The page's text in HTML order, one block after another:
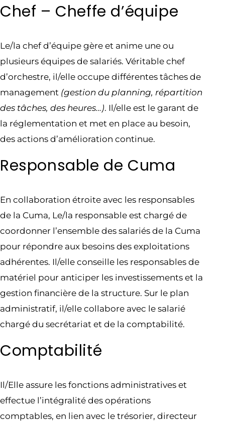
Chef – Cheffe d’équipe
Le/la chef d’équipe gère et anime une ou
plusieurs équipes de salariés. Véritable chef
d’orchestre, il/elle occupe différentes tâches de
management (gestion du planning, répartition
des tâches, des heures…). Il/elle est le garant de
la réglementation et met en place au besoin,
des actions d’amélioration continue.
Responsable de Cuma
En collaboration étroite avec les responsables
de la Cuma, Le/la responsable est chargé de
coordonner l’ensemble des salariés de la Cuma
pour répondre aux besoins des exploitations
adhérentes. Il/elle conseille les responsables de
matériel pour anticiper les investissements et la
gestion financière de la structure. Sur le plan
administratif, il/elle collabore avec le salarié
chargé du secrétariat et de la comptabilité.
Comptabilité
Il/Elle assure les fonctions administratives et
effectue l’intégralité des opérations
comptables, en lien avec le trésorier, directeur